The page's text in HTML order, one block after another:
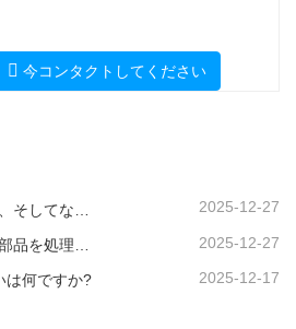
今コンタクトしてください
2025-12-27
2025-12-27
は何ですか? 2025-12-17